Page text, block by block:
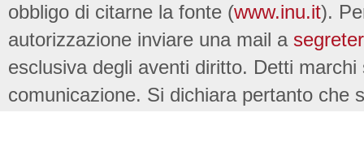
obbligo di citarne la fonte (www.inu.it).
autorizzazione inviare una mail a
esclusiva degli aventi diritto. Detti
comunicazione. Si dichiara pertanto che